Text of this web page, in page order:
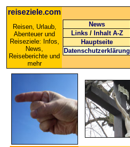
reiseziele.com
Reisen, Urlaub,
Abenteuer und
Reiseziele: Infos,
News,
Reiseberichte und
mehr
News
Links / Inhalt A-Z
Hauptseite
Datenschutzerklärung